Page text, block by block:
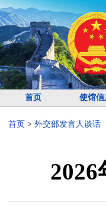
首页 使馆信
首页 > 外交部发言人谈话